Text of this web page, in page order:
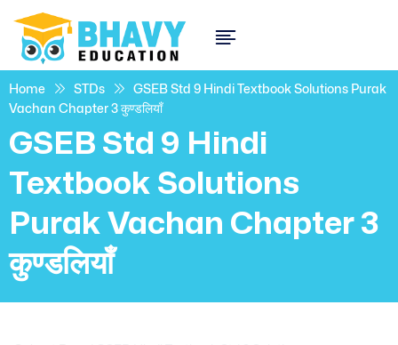
Home STDs
GSEB Std 9 Hindi Textbook Solutions Purak
Vachan Chapter 3 कुण्डलियाँ
GSEB Std 9 Hindi
Textbook Solutions
Purak Vachan Chapter 3
कुण्डलियाँ